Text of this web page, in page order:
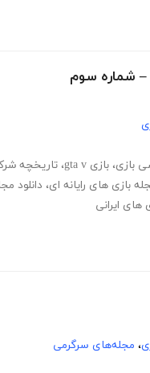
– شماره سوم
بازی، بازی gta v ، تاریخچه
بازی های رایانه ای، دانلود
های ایرانی
، مجله‌های سرگرمی